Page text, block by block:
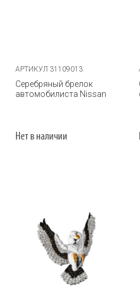
АРТИКУЛ 31109013
Серебряный брелок
автомобилиста Nissan
Нет в наличии